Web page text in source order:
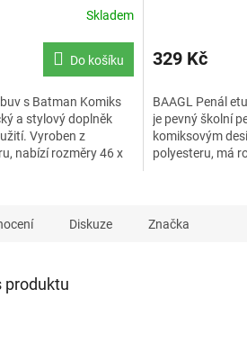
Skladem
Do košíku
s Batman Komiks
a stylový doplněk
Vyroben z
nabízí rozměry 46 x
329 Kč
BAAGL Penál
je pevný školní
komiksovým
polyesteru, má
Diskuze Značka
produktu